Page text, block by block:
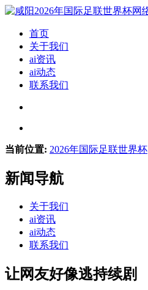
首页
关于我们
ai资讯
ai动态
联系我们
当前位置: 2026年国际足联世界杯
新闻导航
关于我们
ai资讯
ai动态
联系我们
让网友好像逃持续剧